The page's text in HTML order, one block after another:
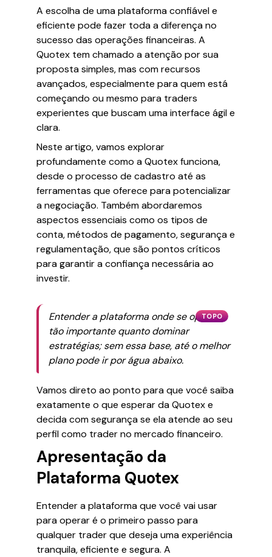
A escolha de uma plataforma confiável e
eficiente pode fazer toda a diferença no
sucesso das operações financeiras. A
Quotex tem chamado a atenção por sua
proposta simples, mas com recursos
avançados, especialmente para quem está
começando ou mesmo para traders
experientes que buscam uma interface ágil e
clara.
Neste artigo, vamos explorar
profundamente como a Quotex funciona,
desde o processo de cadastro até as
ferramentas que oferece para potencializar
a negociação. Também abordaremos
aspectos essenciais como os tipos de
conta, métodos de pagamento, segurança e
regulamentação, que são pontos críticos
para garantir a confiança necessária ao
investir.
TOPO
Entender a plataforma onde se opera é
tão importante quanto dominar
estratégias; sem essa base, até o melhor
plano pode ir por água abaixo.
Vamos direto ao ponto para que você saiba
exatamente o que esperar da Quotex e
decida com segurança se ela atende ao seu
perfil como trader no mercado financeiro.
Apresentação da
Plataforma Quotex
Entender a plataforma que você vai usar
para operar é o primeiro passo para
qualquer trader que deseja uma experiência
tranquila, eficiente e segura. A